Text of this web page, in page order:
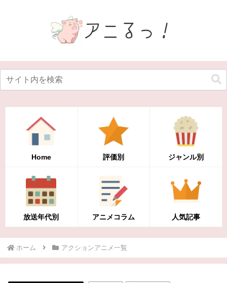
Home 評価別 ジャンル別
放送年代別 アニメコラム 人気記事
ホーム アクションアニメ一覧